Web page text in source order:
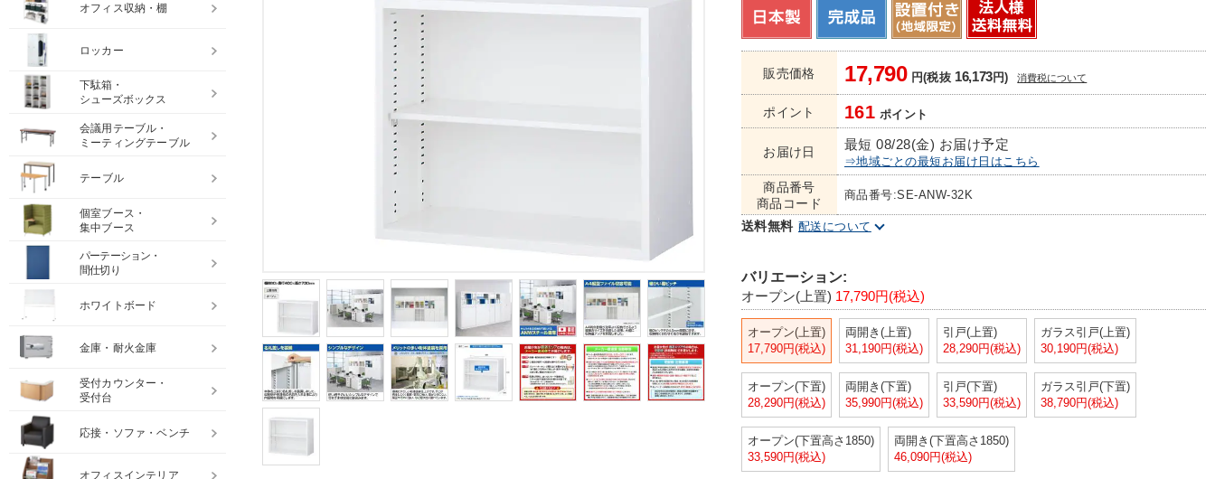
販売価格 17,790円(税抜 16,173円) 消費税について
ポイント 161 ポイント
お届け日 最短 08/28(金) お届け予定
⇒地域ごとの最短お届け日はこちら
商品番号
商品コード
商品番号:SE-ANW-32K
送料無料 配送について
バリエーション:
オープン(上置) 17,790円(税込)
オープン(上置)
17,790円(税込)
両開き(上置)
31,190円(税込)
引戸(上置)
28,290円(税込)
ガラス引戸(上置)
30,190円(税込)
オープン(下置)
28,290円(税込)
両開き(下置)
35,990円(税込)
引戸(下置)
33,590円(税込)
ガラス引戸(下置)
38,790円(税込)
オープン(下置高さ1850)
33,590円(税込)
両開き(下置高さ1850)
46,090円(税込)
オフィス収納・棚
ロッカー
下駄箱・
シューズボックス
会議用テーブル・
ミーティングテーブル
テーブル
個室ブース・
集中ブース
パーテーション・
間仕切り
ホワイトボード
金庫・耐火金庫
受付カウンター・
受付台
応接・ソファ・ベンチ
オフィスインテリア